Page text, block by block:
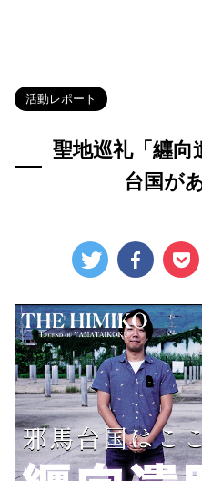
活動レポート
聖地巡礼「纒向
台国が